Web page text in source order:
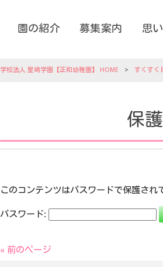
園の紹介 募集案内 思
学校法人 星崎学園【正和幼稚園】 HOME > すくすく
保
このコンテンツはパスワードで保護され
パスワード:
« 前のページ